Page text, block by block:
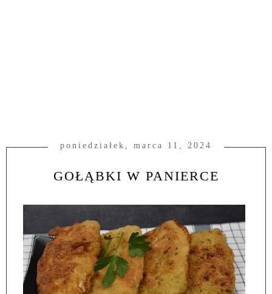
poniedziałek, marca 11, 2024
GOŁĄBKI W PANIERCE